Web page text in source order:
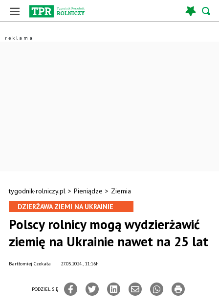
tygodnik-rolniczy.pl > Pieniądze > Ziemia
DZIERŻAWA ZIEMI NA UKRAINIE
Polscy rolnicy mogą wydzierżawić
ziemię na Ukrainie nawet na 25 lat
27.05.2024., 11:16h
Bartłomiej Czekała
PODZIEL SIĘ